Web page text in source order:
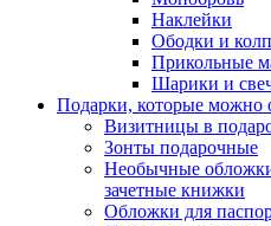
Наклейки
Ободки и
Прикольные
Шарики и
Подарки, которые можно
Визитницы в
Зонты подарочные
Необычные
зачетные книжки
Обложки для